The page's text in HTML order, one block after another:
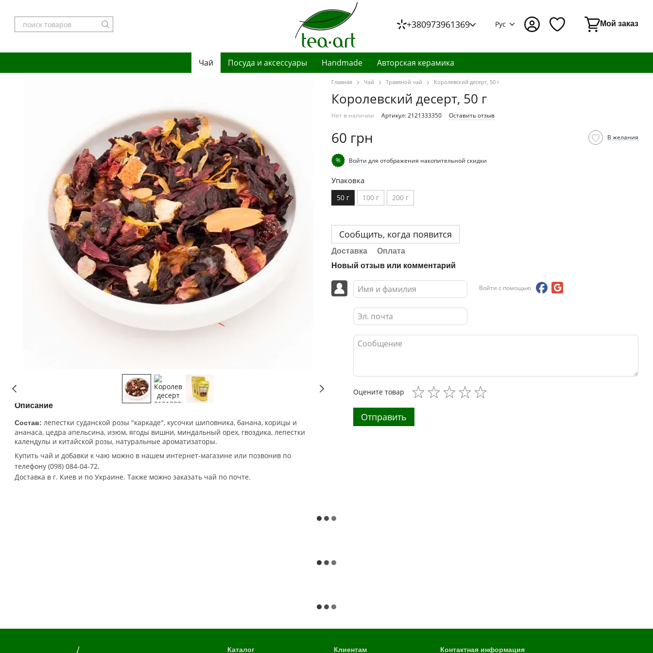
+380973961369 Рус Мой заказ
Чай Посуда и аксессуары Handmade Авторская керамика
Описание
Состав: лепестки суданской розы "каркаде", кусочки шиповника, банана, корицы и
ананаса, цедра апельсина, изюм, ягоды вишни, миндальный орех, гвоздика, лепестки
календулы и китайской розы, натуральные ароматизаторы.
Купить чай и добавки к чаю можно в нашем интернет-магазине или позвонив по
телефону (098) 084-04-72.
Доставка в г. Киев и по Украине. Также можно заказать чай по почте.
Главная Чай Травяной чай Королевский десерт, 50 г
Королевский десерт, 50 г
Нет в наличии Артикул: 2121333350 Оставить отзыв
60 грн В желания
% Войти для отображения накопительной скидки
Упаковка
50 г 100 г 200 г
Сообщить, когда появится
Доставка
Оплата
Новый отзыв или комментарий
Войти с помощью
Оцените товар
Отправить
Каталог Клиентам Контактная информация